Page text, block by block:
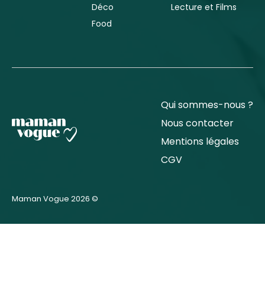
Déco
Food
Lecture et Films
Qui sommes-nous ?
Nous contacter
Mentions légales
CGV
Maman Vogue 2026 ©